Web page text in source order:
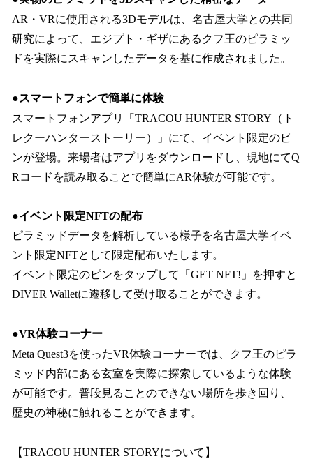
AR・VRに使用される3Dモデルは、名古屋大学との共同
研究によって、エジプト・ギザにあるクフ王のピラミッ
ドを実際にスキャンしたデータを基に作成されました。
●スマートフォンで簡単に体験
スマートフォンアプリ「TRACOU HUNTER STORY（ト
レクーハンターストーリー）」にて、イベント限定のピ
ンが登場。来場者はアプリをダウンロードし、現地にてQ
Rコードを読み取ることで簡単にAR体験が可能です。
●イベント限定NFTの配布
ピラミッドデータを解析している様子を名古屋大学イベ
ント限定NFTとして限定配布いたします。
イベント限定のピンをタップして「GET NFT!」を押すと
DIVER Walletに遷移して受け取ることができます。
●VR体験コーナー
Meta Quest3を使ったVR体験コーナーでは、クフ王のピラ
ミッド内部にある玄室を実際に探索しているような体験
が可能です。普段見ることのできない場所を歩き回り、
歴史の神秘に触れることができます。
【TRACOU HUNTER STORYについて】